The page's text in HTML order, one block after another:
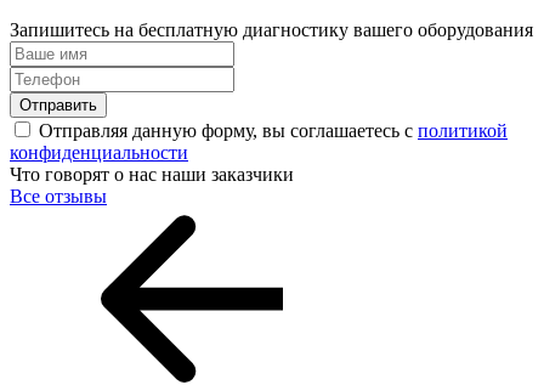
Запишитесь на бесплатную диагностику вашего оборудования
Отправить
Отправляя данную форму, вы соглашаетесь с политикой
конфиденциальности
Что говорят о нас наши заказчики
Все отзывы